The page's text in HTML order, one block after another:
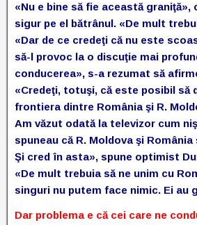
«Nu e bine să fie această graniţă»,
sigur pe el bătrânul. «De mult
«Dar de ce credeţi că nu este
să-l provoc la o discuţie mai
conducerea», s-a rezumat să
«Credeţi, totuşi, că este posibil să
frontiera dintre România şi R.
Am văzut odată la televizor cum
spuneau că R. Moldova şi
Şi cred în asta», spune optimist
«De mult trebuia să ne unim cu
singuri nu putem face nimic. Ei au
Dar problema e că cei care ne